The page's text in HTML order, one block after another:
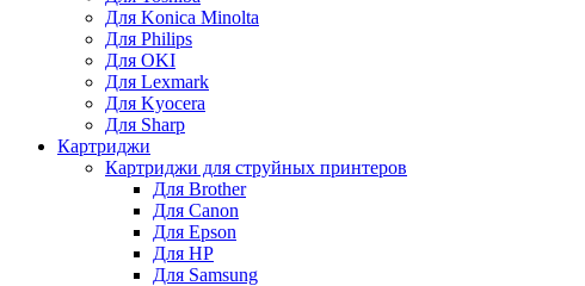
Для Konica Minolta
Для Philips
Для OKI
Для Lexmark
Для Kyocera
Для Sharp
Картриджи
Картриджи для струйных принтеров
Для Brother
Для Canon
Для Epson
Для HP
Для Samsung